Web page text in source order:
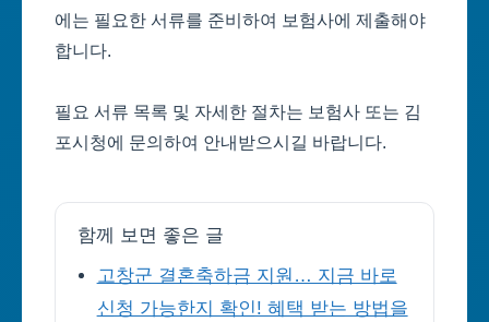
에는 필요한 서류를 준비하여 보험사에 제출해야
합니다.
필요 서류 목록 및 자세한 절차는 보험사 또는 김
포시청에 문의하여 안내받으시길 바랍니다.
함께 보면 좋은 글
고창군 결혼축하금 지원… 지금 바로
신청 가능한지 확인! 혜택 받는 방법을